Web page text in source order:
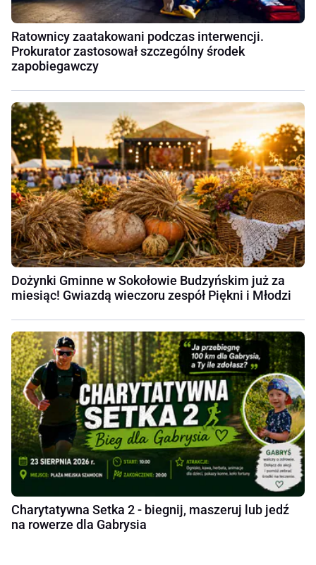
Ratownicy zaatakowani podczas interwencji.
Prokurator zastosował szczególny środek
zapobiegawczy
Dożynki Gminne w Sokołowie Budzyńskim już za
miesiąc! Gwiazdą wieczoru zespół Piękni i Młodzi
Charytatywna Setka 2 - biegnij, maszeruj lub jedź
na rowerze dla Gabrysia